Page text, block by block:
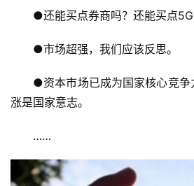
●还能买点券商吗？还能买点5G
●市场超强，我们应该反思。
●资本市场已成为国家核心竞争
涨是国家意志。
……